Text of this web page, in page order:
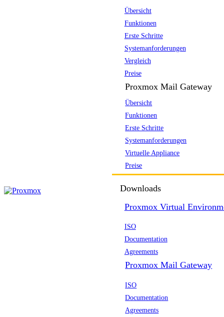
Übersicht
Funktionen
Erste Schritte
Systemanforderungen
Vergleich
Preise
Proxmox Mail Gateway
Übersicht
Funktionen
Erste Schritte
Systemanforderungen
Virtuelle Appliance
Preise
Downloads
Proxmox Virtual
ISO
Documentation
Agreements
Proxmox Mail Gateway
ISO
Documentation
Agreements